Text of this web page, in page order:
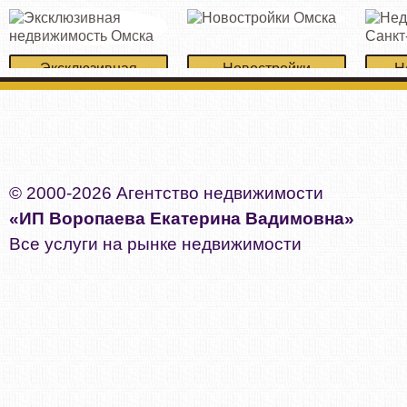
Эксклюзивная
недвижимость Омска
Новостройки
Омска
© 2000-2026 Агентство недвижимости
«ИП Воропаева Екатерина Вадимовна»
Все услуги на рынке недвижимости